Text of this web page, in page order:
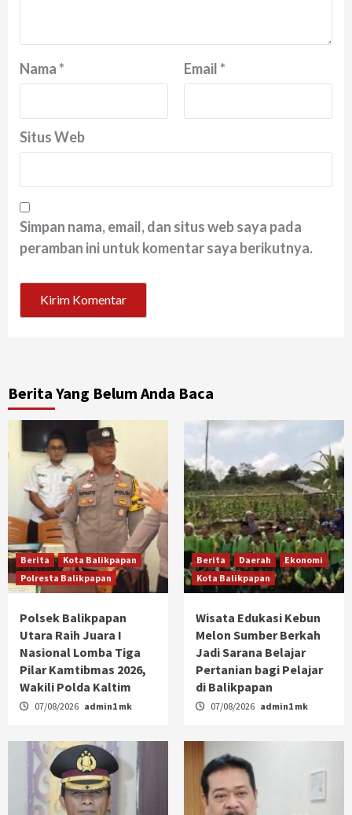
Nama* Email*
Situs Web
Simpan nama, email, dan situs web saya pada
peramban ini untuk komentar saya berikutnya.
Berita Yang Belum Anda Baca
Berita
Kota Balikpapan
Polresta Balikpapan
Polsek Balikpapan
Utara Raih Juara I
Nasional Lomba Tiga
Pilar Kamtibmas 2026,
Wakili Polda Kaltim
07/08/2026 admin1 mk
Berita Daerah
Ekonomi
Kota Balikpapan
Wisata Edukasi Kebun
Melon Sumber Berkah
Jadi Sarana Belajar
Pertanian bagi Pelajar
di Balikpapan
07/08/2026 admin1 mk